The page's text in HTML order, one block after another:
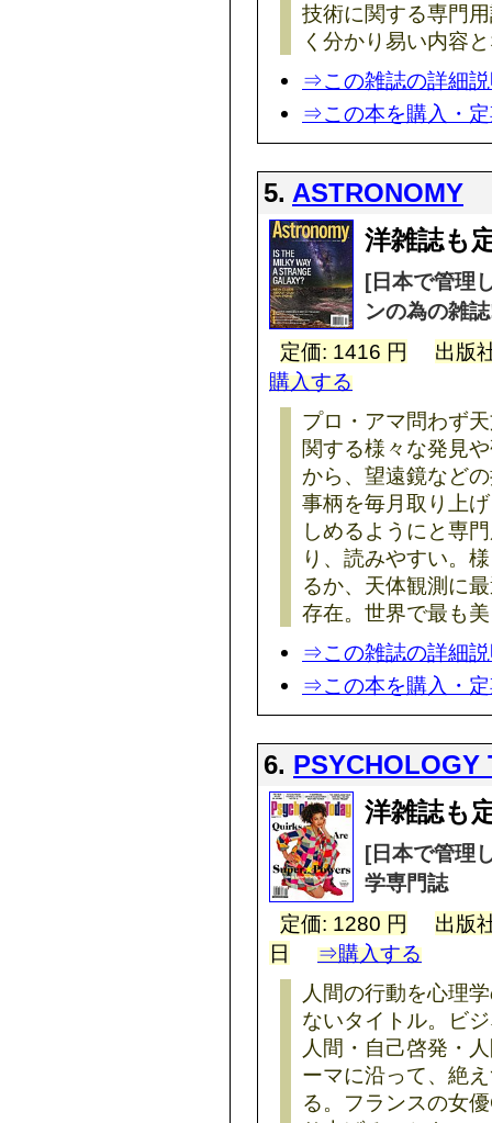
技術に関する専門
く分かり易い内容
⇒この雑誌の詳細
⇒この本を購入・
5. ASTRONOMY
洋雑誌も
[日本で管理
ンの為の雑
定価: 1416 円
出版
購入する
プロ・アマ問わず
関する様々な発見
から、望遠鏡など
事柄を毎月取り上
しめるようにと専
り、読みやすい。
るか、天体観測に
存在。世界で最も
⇒この雑誌の詳細
⇒この本を購入・
6. PSYCHOLOGY
洋雑誌も
[日本で管理
学専門誌
定価: 1280 円
出版
日
⇒購入する
人間の行動を心理
ないタイトル。ビ
人間・自己啓発・
ーマに沿って、絶
る。フランスの女